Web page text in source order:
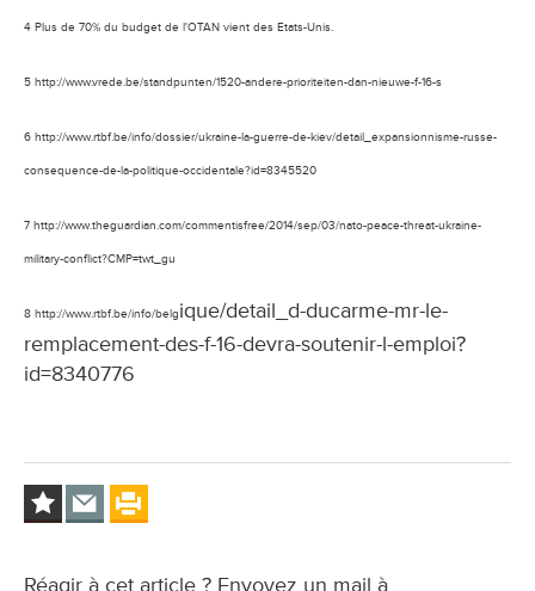
4 Plus de 70% du budget de l'OTAN vient des Etats-Unis.
5 http://www.vrede.be/standpunten/1520-andere-prioriteiten-dan-nieuwe-f-16-s
6 http://www.rtbf.be/info/dossier/ukraine-la-guerre-de-kiev/detail_expansionnisme-russe-
consequence-de-la-politique-occidentale?id=8345520
7 http://www.theguardian.com/commentisfree/2014/sep/03/nato-peace-threat-ukraine-
military-conflict?CMP=twt_gu
8 http://www.rtbf.be/info/belgique/detail_d-ducarme-mr-le-
remplacement-des-f-16-devra-soutenir-l-emploi?
id=8340776
Réagir à cet article ? Envoyez un mail à